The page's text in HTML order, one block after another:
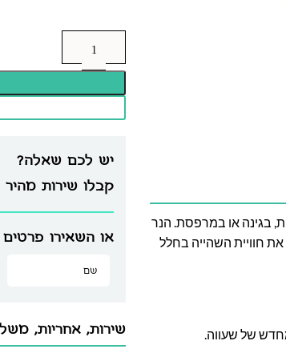
בגינה או במרפסת. הנר
חוויית השהייה בחלל
של שעווה.
יש לכם שאלה?
קבלו שירות
או השאירו פרטים
שירות, אחריות,